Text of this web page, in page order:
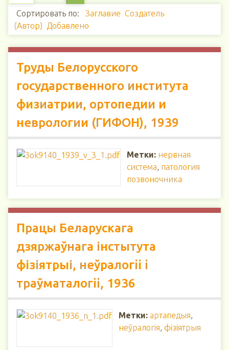
Сортировать по: Заглавие Создатель
(Автор)
Добавлено
Труды Белорусского
государственного института
физиатрии, ортопедии и
неврологии (ГИФОН), 1939
Метки: нервная
система, патология
позвоночника
Працы Беларускага
дзяржаўнага інстытута
фізіятрыі, неўралогii i
траўматалогii, 1936
Метки: артапедыя,
неўралогія, фізіятрыя